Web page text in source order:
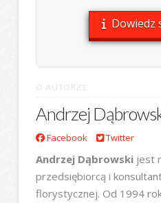
Dowiedz
O AUTORZE
Andrzej
Facebook Twitter
Andrzej Dąbrowskijest
przedsiębiorcą i
florystycznej. Od 1994